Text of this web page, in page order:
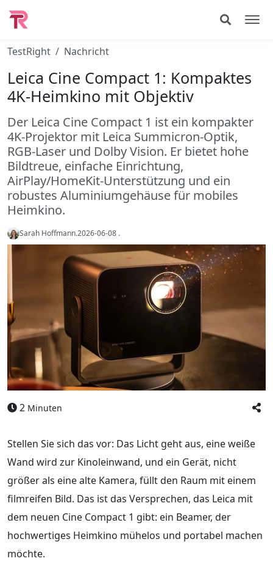
TestRight Nachricht
Leica Cine Compact 1: Kompaktes
4K-Heimkino mit Objektiv
Der Leica Cine Compact 1 ist ein kompakter
4K-Projektor mit Leica Summicron-Optik,
RGB-Laser und Dolby Vision. Er bietet hohe
Bildtreue, einfache Einrichtung,
AirPlay/HomeKit-Unterstützung und ein
robustes Aluminiumgehäuse für mobiles
Heimkino.
Sarah Hoffmann.2026-06-08 .
2 Minuten
Stellen Sie sich das vor: Das Licht geht aus, eine weiße
Wand wird zur Kinoleinwand, und ein Gerät, nicht
größer als eine alte Kamera, füllt den Raum mit einem
filmreifen Bild. Das ist das Versprechen, das Leica mit
dem neuen Cine Compact 1 gibt: ein Beamer, der
hochwertiges Heimkino mühelos und portabel machen
möchte.